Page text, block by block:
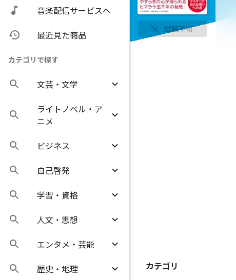
音楽配信サービスへ
最近見た商品
カテゴリで探す
文芸・文学
ライトノベル・ア
ニメ
ビジネス
自己啓発
学習・資格
人文・思想
エンタメ・芸能
歴史・地理
試聴不可
カテゴリ